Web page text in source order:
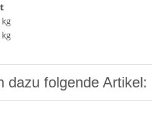
kg
kg
dazu folgende Artikel: